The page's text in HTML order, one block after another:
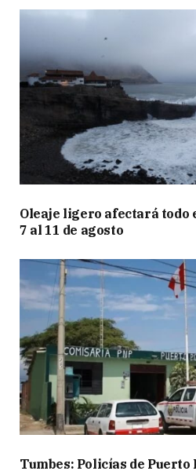
Oleaje ligero afectará todo
7 al 11 de agosto
Tumbes: Policías de